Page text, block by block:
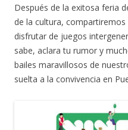
Después de la exitosa feria
de la cultura,
disfrutar de juegos
sabe, aclara tu rumor y
bailes maravillosos de
suelta a la convivencia en